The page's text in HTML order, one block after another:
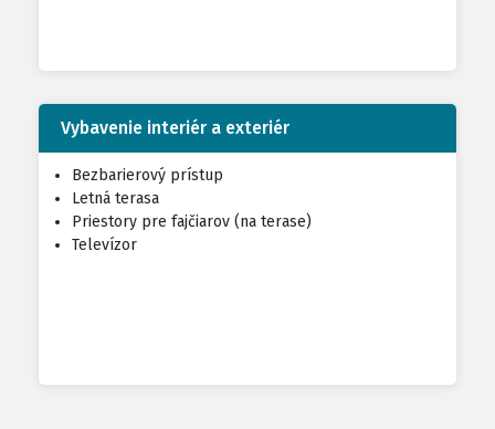
Vybavenie interiér a exteriér
Bezbarierový prístup
Letná terasa
Priestory pre fajčiarov (na terase)
Televízor